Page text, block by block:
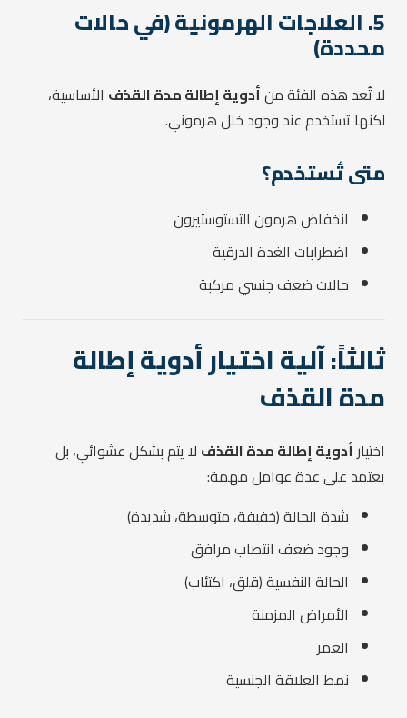
5. العلاجات الهرمونية (في حالات
محددة)
لا تُعد هذه الفئة منأدوية إطالة مدة القذف الأساسية،
لكنها تستخدم عند وجود خلل هرموني.
متى تُستخدم؟
انخفاض هرمون التستوستيرون
اضطرابات الغدة الدرقية
حالات ضعف جنسي مركبة
ثالثاً: آلية اختيار أدوية إطالة
مدة القذف
اختيار أدوية إطالة مدة القذف لا يتم بشكل عشوائي، بل
يعتمد على عدة عوامل مهمة:
شدة الحالة (خفيفة، متوسطة، شديدة)
وجود ضعف انتصاب مرافق
الحالة النفسية (قلق، اكتئاب)
الأمراض المزمنة
العمر
نمط العلاقة الجنسية